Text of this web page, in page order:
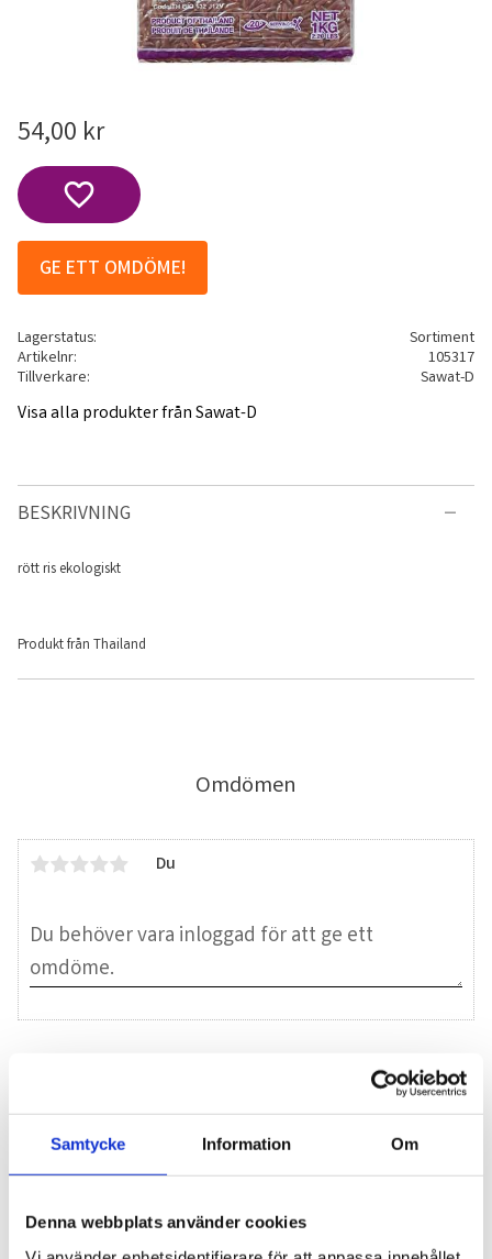
Samtycke Information Om
Denna webbplats använder cookies
54,00 kr
Lägg till i favoriter
Lagerstatus
Sortiment
Artikelnr
105317
Tillverkare
Sawat-D
Visa alla produkter från Sawat-D
GE ETT OMDÖME!
BESKRIVNING
rött ris ekologiskt
Produkt från Thailand
Omdömen
Du
Blogg
7 juni 2026